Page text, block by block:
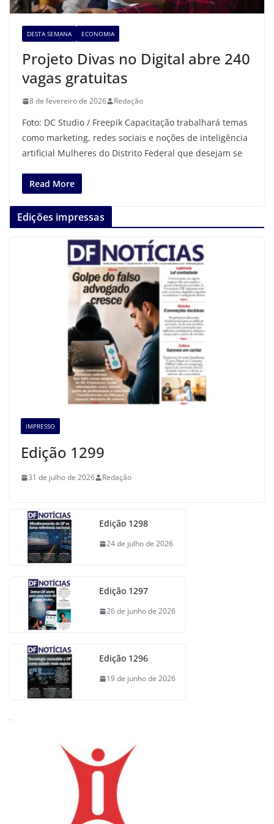
DESTA SEMANA ECONOMIA
Projeto Divas no Digital abre 240
vagas gratuitas
8 de fevereiro de 2026 Redação
Foto: DC Studio / Freepik Capacitação trabalhará temas
como marketing, redes sociais e noções de inteligência
artificial Mulheres do Distrito Federal que desejam se
Read More
Edições impressas
IMPRESSO
Edição 1299
31 de julho de 2026 Redação
Edição 1298
24 de julho de 2026
Edição 1297
26 de junho de 2026
Edição 1296
19 de junho de 2026